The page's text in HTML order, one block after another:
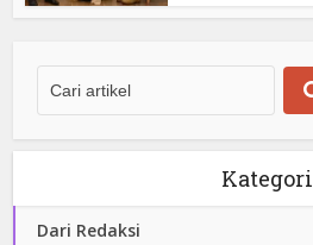
Kategori
Dari Redaksi